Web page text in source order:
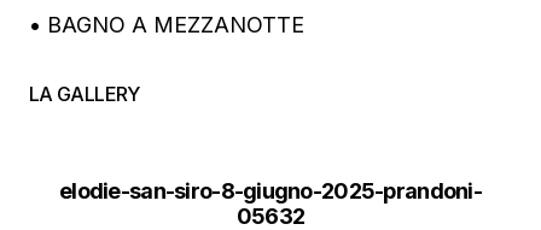
• BAGNO A MEZZANOTTE
LA GALLERY
elodie-san-siro-8-giugno-2025-prandoni-
05632